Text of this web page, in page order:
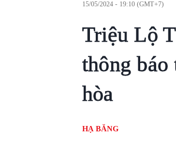
15/05/2024 - 19:10 (GMT+7)
Triệu Lộ
thông
hòa
HẠ BĂNG